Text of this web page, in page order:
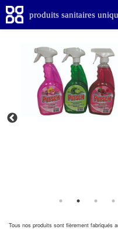
produits sanitaires
Tous nos produits sont fièrement fabriqués